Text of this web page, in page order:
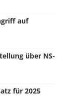
auf
über NS-
für 2025